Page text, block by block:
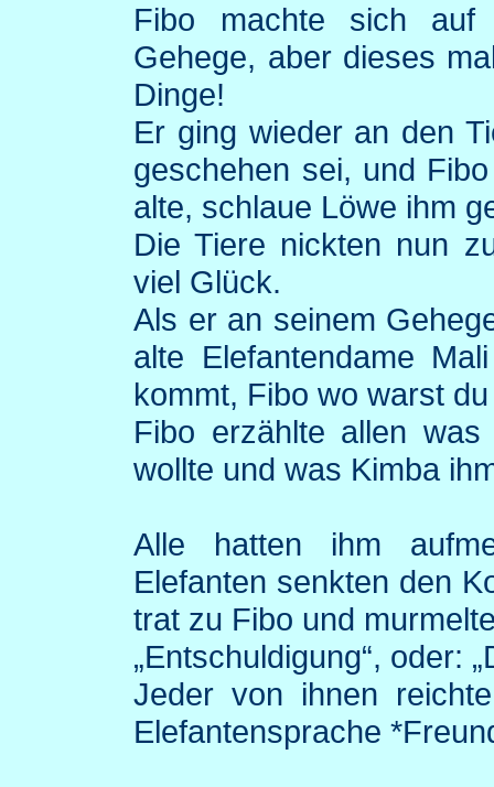
Fibo machte sich auf
Gehege, aber dieses
Dinge!
Er ging wieder an den
geschehen sei, und Fibo
alte, schlaue Löwe ihm
Die Tiere nickten nun
viel Glück.
Als er an seinem
alte Elefantendame
kommt, Fibo wo warst du
Fibo erzählte allen
wollte und was Kimba
Alle hatten ihm
Elefanten senkten den
trat zu Fibo und
„Entschuldigung“, oder:
Jeder von ihnen
Elefantensprache